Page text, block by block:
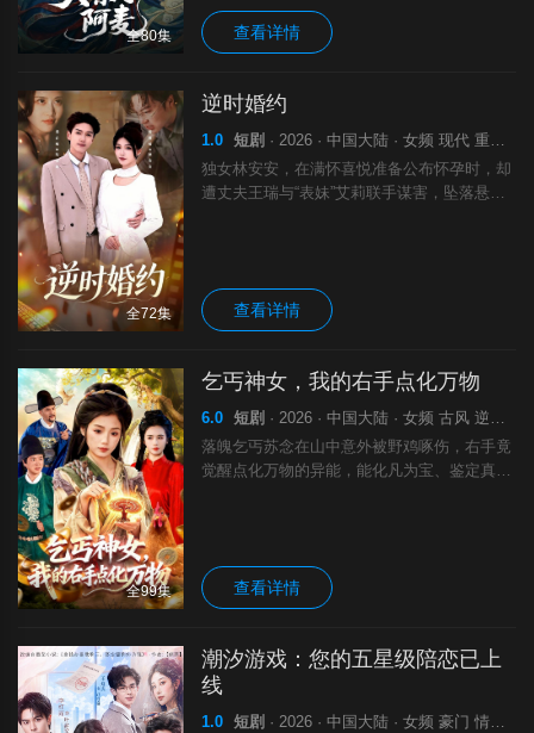
全80集
转，因果报应，看大祭司如何惩恶扬善，守护
人间正道！
查看详情
全72集
逆时婚约
1.0 短剧 · 2026 · 中国大陆 · 女频 现代 重生 剧
独女林安安，在满怀喜悦准备公布怀孕时，却
遭丈夫王瑞与“表妹”艾莉联手谋害，坠落悬
心布局，将渣男与情妇的阴谋与私情赤裸暴露
于阳光下，夺回家产，让背叛者血债血偿，并
与真正的守护者共赴新生。
查看详情
全99集
乞丐神女，我的右手点化万物
6.0 短剧 · 2026 · 中国大陆 · 女频 古风 逆袭 剧
落魄乞丐苏念在山中意外被野鸡啄伤，右手竟
觉醒点化万物的异能，能化凡为宝、鉴定真
宅、手握至宝、收服灵物的一方强者，更是靠
逆天右手逆袭人生，开启新的传奇。
查看详情
潮汐游戏：您的五星级陪恋已上
线
1.0 短剧 · 2026 · 中国大陆 · 女频 豪门 情感 马甲 剧